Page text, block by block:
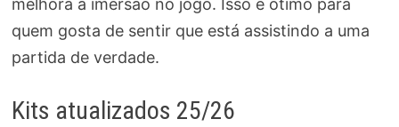
melhora a imersão no jogo. Isso é ótimo para
quem gosta de sentir que está assistindo a uma
partida de verdade.
Kits atualizados 25/26